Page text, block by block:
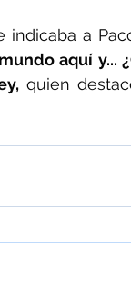
indicaba a
aquí y...
quien